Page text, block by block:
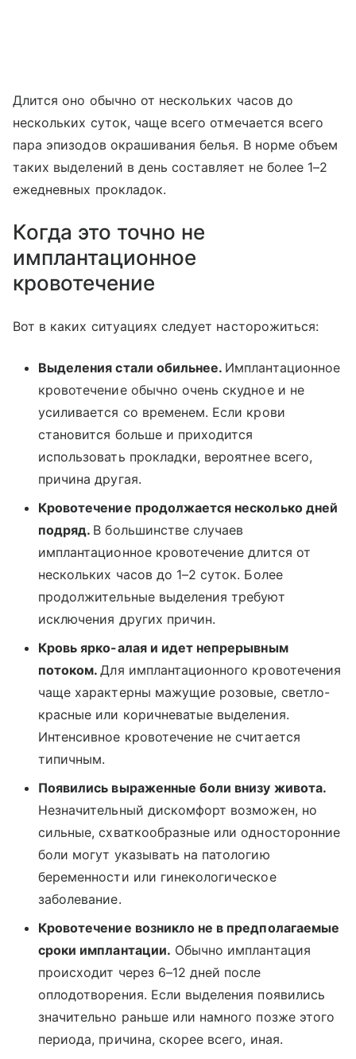
Длится оно обычно от нескольких часов до
нескольких суток, чаще всего отмечается всего
пара эпизодов окрашивания белья. В норме объем
таких выделений в день составляет не более 1–2
ежедневных прокладок.
Когда это точно не
имплантационное
кровотечение
Вот в каких ситуациях следует насторожиться:
Выделения стали обильнее. Имплантационное
кровотечение обычно очень скудное и не
усиливается со временем. Если крови
становится больше и приходится
использовать прокладки, вероятнее всего,
причина другая.
Кровотечение продолжается несколько дней
подряд. В большинстве случаев
имплантационное кровотечение длится от
нескольких часов до 1–2 суток. Более
продолжительные выделения требуют
исключения других причин.
Кровь ярко-алая и идет непрерывным
потоком.Для имплантационного кровотечения
чаще характерны мажущие розовые, светло-
красные или коричневатые выделения.
Интенсивное кровотечение не считается
типичным.
Появились выраженные боли внизу живота.
Незначительный дискомфорт возможен, но
сильные, схваткообразные или односторонние
боли могут указывать на патологию
беременности или гинекологическое
заболевание.
Кровотечение возникло не в предполагаемые
сроки имплантации. Обычно имплантация
происходит через 6–12 дней после
оплодотворения. Если выделения появились
значительно раньше или намного позже этого
периода, причина, скорее всего, иная.